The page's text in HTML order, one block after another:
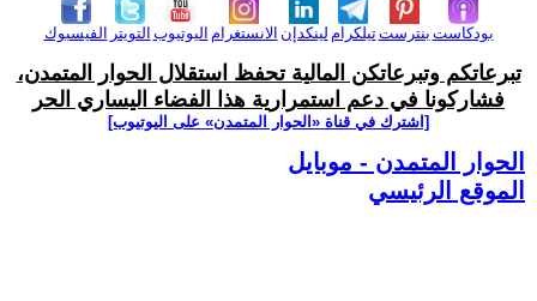
الفيسبوك التويتر اليوتيوب الانستغرام لينكدإن تيلكرامبنترست بودكاست
تبرعاتكم وتبرعاتكن المالية تحفظ استقلال الحوار المتمدن،
فشاركونا في دعم استمرارية هذا الفضاء اليساري الحر
[اشترك في قناة ‫«الحوار المتمدن» على اليوتيوب]
الحوار المتمدن - موبايل
الموقع الرئيسي